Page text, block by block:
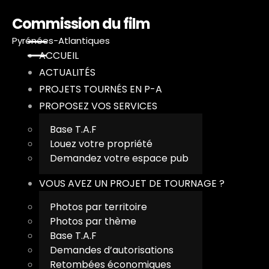
Commission du film
Pyrénées-Atlantiques
ACCUEIL
ACTUALITÉS
PROJETS TOURNÉS EN P-A
PROPOSEZ VOS SERVICES
Base T.A.F
Louez votre propriété
Demandez votre espace pub
VOUS AVEZ UN PROJET DE TOURNAGE ?
Photos par territoire
Photos par thème
Base T.A.F
Demandes d’autorisations
Retombées économiques